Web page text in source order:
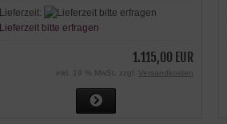
Lieferzeit:
Lieferzeit bitte erfragen
1.115,00 EUR
inkl. 19 % MwSt. zzgl. Versandkosten